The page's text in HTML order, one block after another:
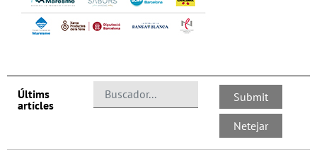
Últims
artícles